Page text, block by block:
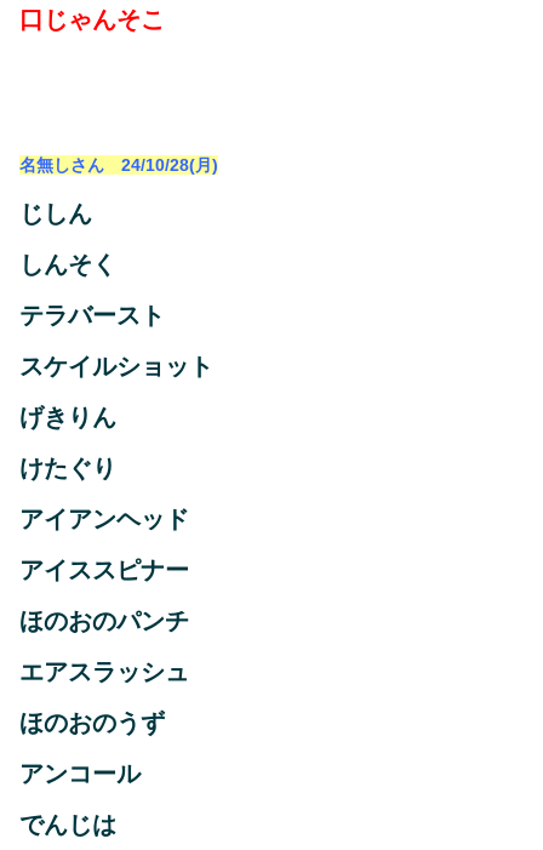
口じゃんそこ
名無しさん 24/10/28(月)
じしん
しんそく
テラバースト
スケイルショット
げきりん
けたぐり
アイアンヘッド
アイススピナー
ほのおのパンチ
エアスラッシュ
ほのおのうず
アンコール
でんじは